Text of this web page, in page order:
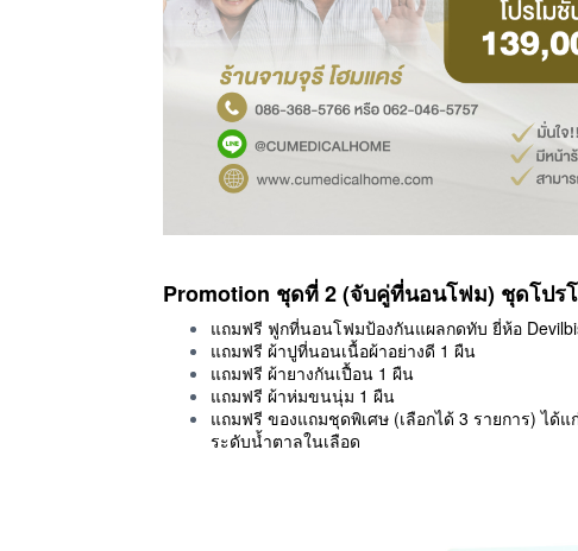
Promotion ชุดที่ 2 (จับคู่ที่นอนโฟม) ชุดโปร
แถมฟรี ฟูกที่นอนโฟมป้องกันแผลกดทับ ยี่ห้อ
แถมฟรี ผ้าปูที่นอนเนื้อผ้าอย่างดี 1 ผืน
แถมฟรี ผ้ายางกันเปื้อน 1 ผืน
แถมฟรี ผ้าห่มขนนุ่ม 1 ผืน
แถมฟรี ของแถมชุดพิเศษ (เลือกได้ 3 รายการ) ได้
ระดับน้ำตาลในเลือด